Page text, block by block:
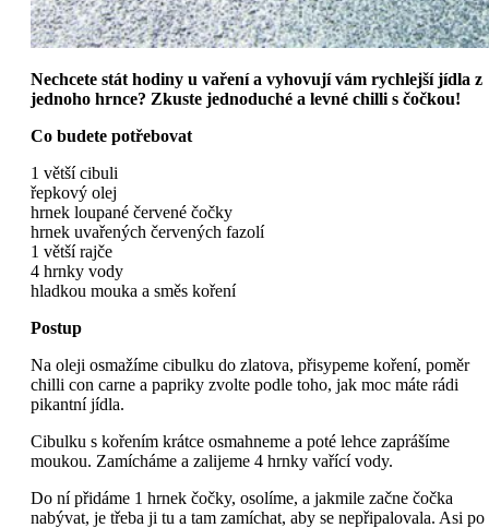
Nechcete stát hodiny u vaření a vyhovují vám rychlejší jídla z
jednoho hrnce? Zkuste jednoduché a levné chilli s čočkou!
Co budete potřebovat
1 větší cibuli
řepkový olej
hrnek loupané červené čočky
hrnek uvařených červených fazolí
1 větší rajče
4 hrnky vody
hladkou mouka a směs koření
Postup
Na oleji osmažíme cibulku do zlatova, přisypeme koření, poměr
chilli con carne a papriky zvolte podle toho, jak moc máte rádi
pikantní jídla.
Cibulku s kořením krátce osmahneme a poté lehce zaprášíme
moukou. Zamícháme a zalijeme 4 hrnky vařící vody.
Do ní přidáme 1 hrnek čočky, osolíme, a jakmile začne čočka
nabývat, je třeba ji tu a tam zamíchat, aby se nepřipalovala. Asi po